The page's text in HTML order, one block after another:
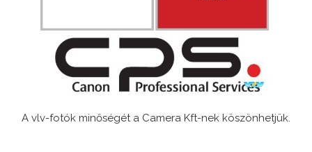
A vlv-fotók minőségét a Camera Kft-nek köszönhetjük.